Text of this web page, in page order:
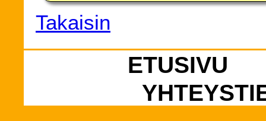
Takaisin
ETUSIVU